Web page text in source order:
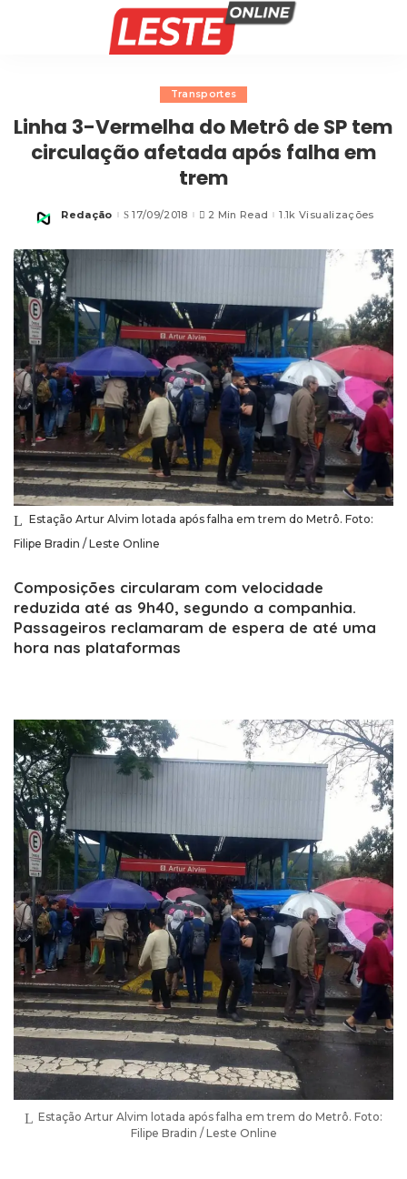
Transportes
Linha 3-Vermelha do Metrô de SP tem
circulação afetada após falha em
trem
Posted
Redação 17/09/2018 2 Min Read 1.1k Visualizações
Estação Artur Alvim lotada após falha em trem do Metrô. Foto:
Filipe Bradin / Leste Online
Composições circularam com velocidade
reduzida até as 9h40, segundo a companhia.
Passageiros reclamaram de espera de até uma
hora nas plataformas
Estação Artur Alvim lotada após falha em trem do Metrô. Foto:
Filipe Bradin / Leste Online